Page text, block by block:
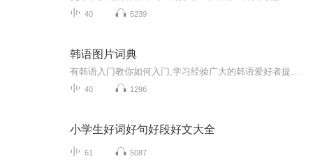
40 5239
韩语图片词典
40 1296
小学生好词好句好段好文大全
61 5087